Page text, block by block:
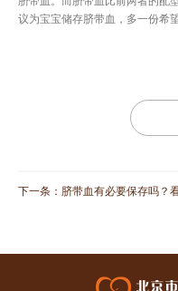
议为宝宝储存脐带血，多一份希
下一条： 脐带血有必要保存吗？